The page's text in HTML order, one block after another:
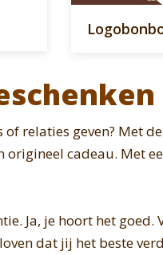
relaties geven? Met
origineel cadeau. Met
Ja, je hoort het
dat jij het beste